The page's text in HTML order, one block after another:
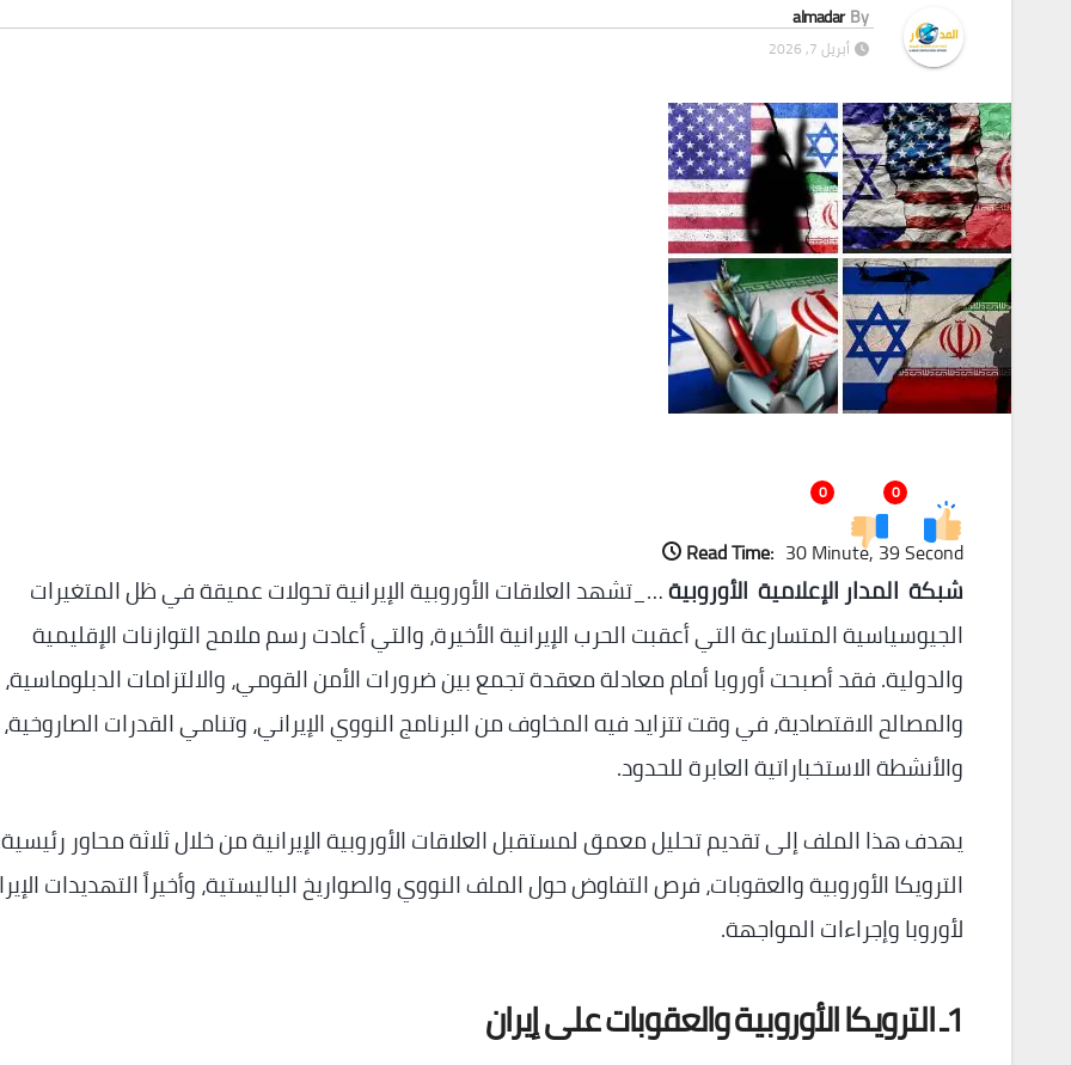
By
almadar
أبريل 7, 2026
0
0
Read Time: 30 Minute, 39 Second
شبكة المدار الإعلامية الأوروبية…_تشهد العلاقات الأوروبية الإيرانية تحولات عميقة في ظل المتغيرات
الجيوسياسية المتسارعة التي أعقبت الحرب الإيرانية الأخيرة، والتي أعادت رسم ملامح التوازنات الإقليمية
والدولية. فقد أصبحت أوروبا أمام معادلة معقدة تجمع بين ضرورات الأمن القومي، والالتزامات الدبلوماسية،
والمصالح الاقتصادية، في وقت تتزايد فيه المخاوف من البرنامج النووي الإيراني، وتنامي القدرات الصاروخية،
والأنشطة الاستخباراتية العابرة للحدود.
يهدف هذا الملف إلى تقديم تحليل معمق لمستقبل العلاقات الأوروبية الإيرانية من خلال ثلاثة محاور
الترويكا الأوروبية والعقوبات، فرص التفاوض حول الملف النووي والصواريخ الباليستية، وأخيراً التهديدات
لأوروبا وإجراءات المواجهة.
1ـ الترويكا الأوروبية والعقوبات على إيران